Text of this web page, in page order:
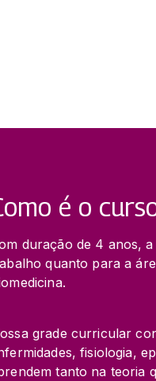
é o
duração de 4 anos, a
quanto para a
grade curricular
fisiologia,
tanto na teoria